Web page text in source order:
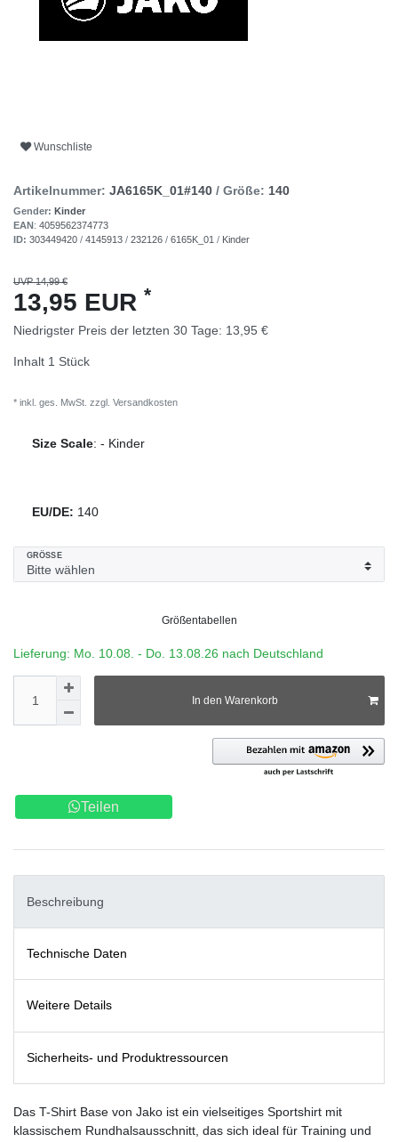
Wunschliste
Artikelnummer: JA6165K_01#140 / Größe: 140
Gender: Kinder
EAN: 4059562374773
ID: 303449420 / 4145913 / 232126 / 6165K_01 / Kinder
UVP 14,99 €
13,95 EUR *
Niedrigster Preis der letzten 30 Tage: 13,95 €
Inhalt 1 Stück
* inkl. ges. MwSt. zzgl. Versandkosten
Size Scale: - Kinder
EU/DE: 140
GRÖSSE
Größentabellen
Lieferung: Mo. 10.08. - Do. 13.08.26 nach Deutschland
In den Warenkorb
Teilen
Beschreibung
Technische Daten
Weitere Details
Sicherheits- und Produktressourcen
Das T-Shirt Base von Jako ist ein vielseitiges Sportshirt mit
klassischem Rundhalsausschnitt, das sich ideal für Training und